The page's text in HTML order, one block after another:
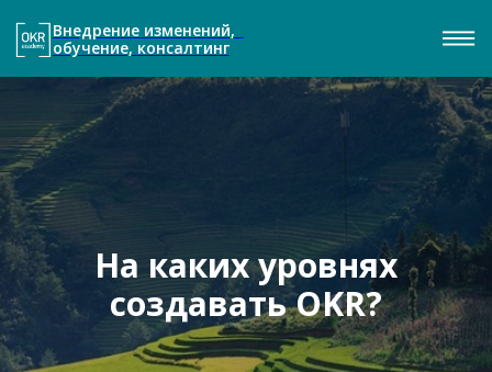
Внедрение изменений,
обучение, консалтинг
На каких уровнях
создавать OKR?